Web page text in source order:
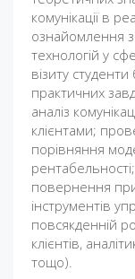
комунікації в
ознайомлення
технологій у
візиту
практичних
аналіз
клієнтами;
порівняння
повернення
інструментів
повсякденній
клієнтів,
тощо).